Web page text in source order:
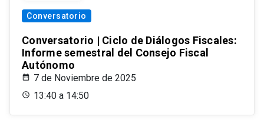
Conversatorio
Conversatorio | Ciclo de Diálogos Fiscales:
Informe semestral del Consejo Fiscal
Autónomo
7 de Noviembre de 2025
13:40 a 14:50